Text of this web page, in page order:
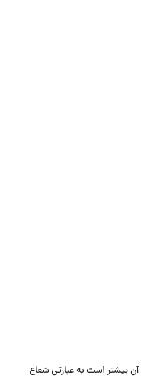
بیشتر است به عبارتی شعاع